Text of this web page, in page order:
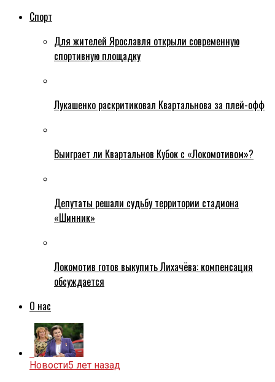
Спорт
Для жителей Ярославля открыли современную
спортивную площадку
Лукашенко раскритиковал Квартальнова за плей-офф
Выиграет ли Квартальнов Кубок с «Локомотивом»?
Депутаты решали судьбу территории стадиона
«Шинник»
Локомотив готов выкупить Лихачёва: компенсация
обсуждается
О нас
Новости5 лет назад